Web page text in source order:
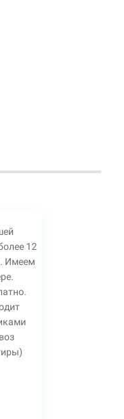
12
Имеем